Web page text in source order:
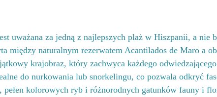
uważana za jedną z najlepszych plaż w Hiszpanii, a nie
między naturalnym rezerwatem Acantilados de Maro a
krajobraz, który zachwyca każdego
do nurkowania lub snorkelingu, co pozwala odkryć
pełen kolorowych ryb i różnorodnych gatunków fauny i